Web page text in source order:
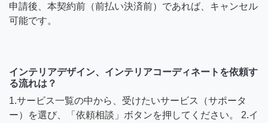
申請後、本契約前（前払い決済前）であれば、キャンセル
可能です。
インテリアデザイン、インテリアコーディネートを依頼す
る流れは？
1.サービス一覧の中から、受けたいサービス（サポータ
ー）を選び、「依頼相談」ボタンを押してください。 2.イ